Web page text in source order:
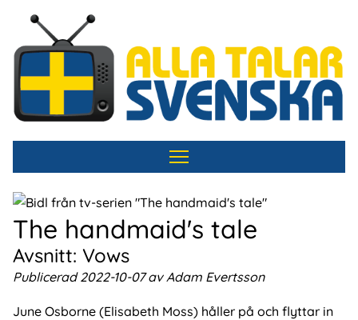
Hoppa
huvudinnehåll
The handmaid's tale
Avsnitt: Vows
Publicerad 2022-10-07 av Adam Evertsson
June Osborne (Elisabeth Moss) håller på och flyttar in